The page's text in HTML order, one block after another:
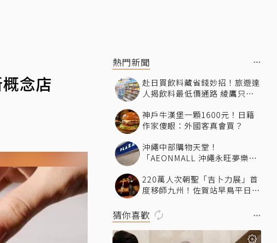
念店
熱門新聞
赴日買飲料藏省錢妙招！旅遊達
人揭飲料最低價通路 綾鷹只要
神戶牛漢堡一顆1600元！日籍
作家傻眼：外國客真會買？
沖繩中部購物天堂！
「AEONMALL 沖繩永旺夢樂
220萬人次朝聖「吉卜力展」首
度移師九州！佐賀站早鳥平日套
猜你喜歡